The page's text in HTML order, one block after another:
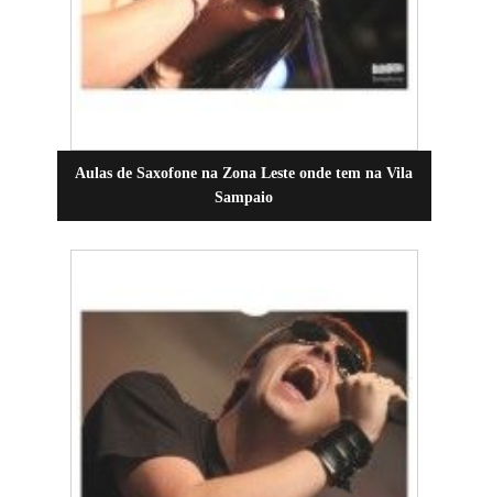
Aulas de Saxofone na Zona Leste onde tem na Vila
Sampaio